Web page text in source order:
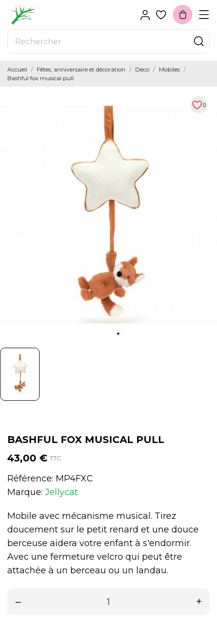
Accueil Fêtes, anniversaire et décoration Déco
Mobiles
Bashful fox musical pull
0
BASHFUL FOX MUSICAL PULL
43,00 € TTC
Référence: MP4FXC
Marque: Jellycat
Mobile avec mécanisme musical. Tirez
doucement sur le petit renard et une douce
berceuse aidera votre enfant à s'endormir.
Avec une fermeture velcro qui peut être
attachée à un berceau ou un landau.
– +